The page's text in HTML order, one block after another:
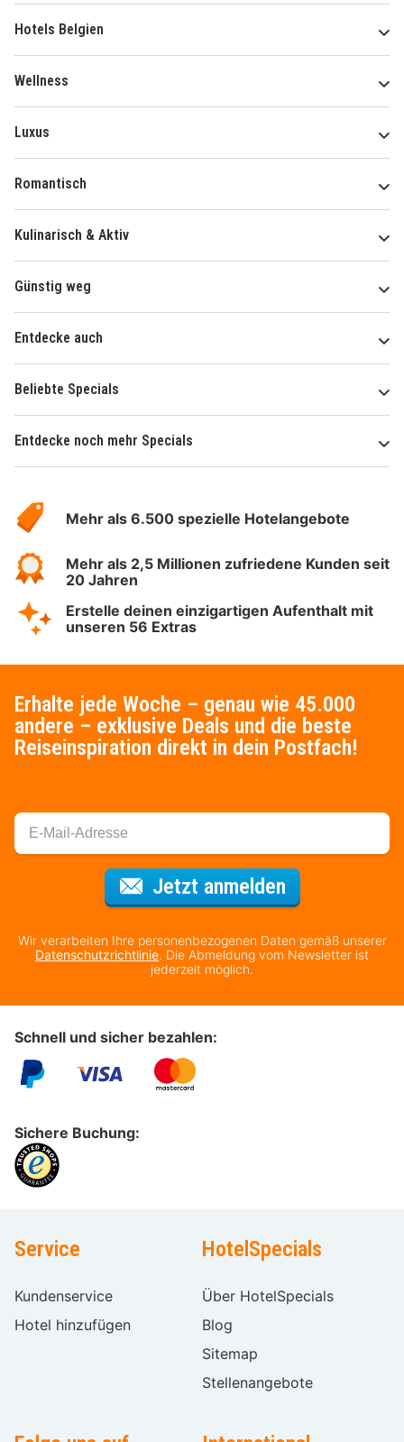
Hotels Belgien
Wellness
Luxus
Romantisch
Kulinarisch & Aktiv
Günstig weg
Entdecke auch
Beliebte Specials
Entdecke noch mehr Specials
Hotelspecials
Mehr als 6.500 spezielle Hotelangebote
Mehr als 2,5 Millionen zufriedene Kunden seit
20 Jahren
Erstelle deinen einzigartigen Aufenthalt mit
unseren 56 Extras
Erhalte jede Woche – genau wie 45.000
andere – exklusive Deals und die beste
Reiseinspiration direkt in dein Postfach!
Jetzt anmeldenFür den
Wir verarbeiten Ihre personenbezogenen Daten gemäß unserer
Datenschutzrichtlinie. Die Abmeldung vom Newsletter ist
jederzeit möglich.
Schnell und sicher bezahlen:
Sichere Buchung:
Service
Kundenservice
Hotel hinzufügen
HotelSpecials
Über HotelSpecials
Blog
Sitemap
Stellenangebote